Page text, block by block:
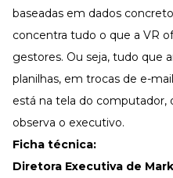
baseadas em dados
concentra tudo o que a VR
gestores. Ou seja, tudo que
planilhas, em trocas de e-
está na tela do computador,
observa o executivo.
Ficha técnica:
Diretora Executiva de